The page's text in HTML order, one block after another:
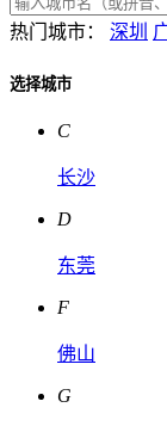
热门城市： 深圳
选择城市
C
长沙
D
东莞
F
佛山
G